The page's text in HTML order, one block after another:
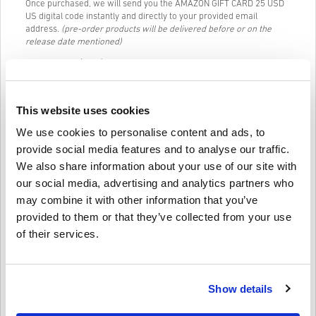
This website uses cookies
We use cookies to personalise content and ads, to
provide social media features and to analyse our traffic.
We also share information about your use of our site with
our social media, advertising and analytics partners who
may combine it with other information that you’ve
provided to them or that they’ve collected from your use
of their services.
Show details
Once purchased, we will send you the AMAZON GIFT CARD 25 USD
US digital code instantly and directly to your provided email
address. (pre-order products will be delivered before or on the
release date mentioned)
Our Easy to follow 3-step purchase system contains no annoying
a valid payment method, thus making the process of buying
AMAZON GIFT CARD 25 USD US for PC from livecards.net quick and
easy.
Kā tas darbojas Livecards.net
Atruna
izlaišanas datuma vai tajā, savukārt noliktavā esošās preces
• Pirkumi, kas tiek uzskatīti par komerciāliem nolūkiem, netiks